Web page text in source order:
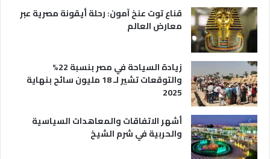
ي
قناع توت عنخ آمون: رحلة أيقونة مصرية عبر
معارض العالم
زيادة السياحة في مصر بنسبة 22%
والتوقعات تشير لـ 18 مليون سائح بنهاية
2025
أشهر الاتفاقات والمعاهدات السياسية
والحربية في شرم الشيخ